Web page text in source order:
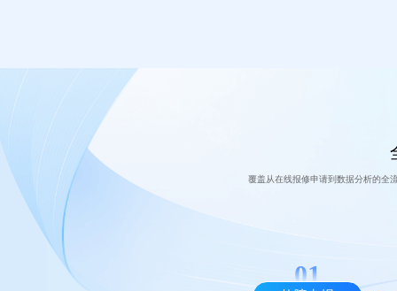
覆盖从在线报修申请到数据分析的全